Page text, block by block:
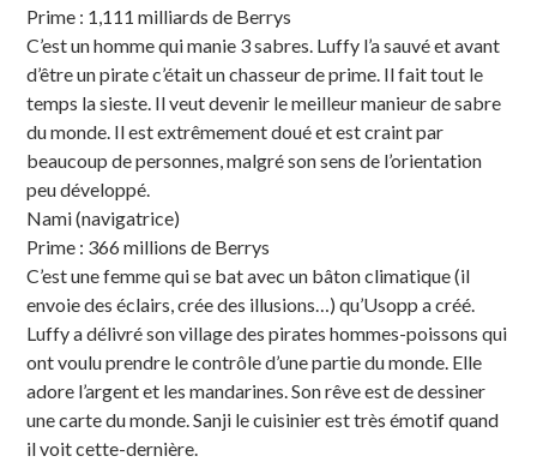
Prime : 1,111 milliards de Berrys
C’est un homme qui manie 3 sabres. Luffy l’a sauvé et avant
d’être un pirate c’était un chasseur de prime. Il fait tout le
temps la sieste. Il veut devenir le meilleur manieur de sabre
du monde. Il est extrêmement doué et est craint par
beaucoup de personnes, malgré son sens de l’orientation
peu développé.
Nami (navigatrice)
Prime : 366 millions de Berrys
C’est une femme qui se bat avec un bâton climatique (il
envoie des éclairs, crée des illusions…) qu’Usopp a créé.
Luffy a délivré son village des pirates hommes-poissons qui
ont voulu prendre le contrôle d’une partie du monde. Elle
adore l’argent et les mandarines. Son rêve est de dessiner
une carte du monde. Sanji le cuisinier est très émotif quand
il voit cette-dernière.